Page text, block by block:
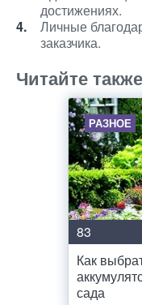
достижениях.
Личные
заказчика.
Читайте
РАЗНОЕ
83
Как
сада